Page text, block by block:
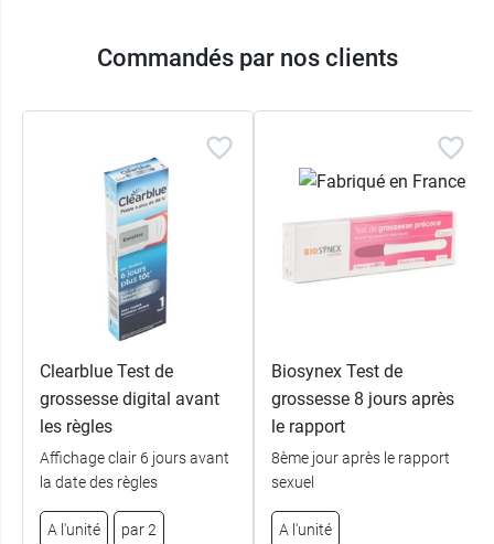
Commandés par nos clients
Clearblue Test de
grossesse digital avant
les règles
Affichage clair 6 jours avant
la date des règles
A l'unité par 2
Biosynex Test de
grossesse 8 jours après
le rapport
8ème jour après le rapport
sexuel
A l'unité